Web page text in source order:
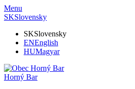
Menu
SKSlovensky
SKSlovensky
ENEnglish
HUMagyar
Horný Bar